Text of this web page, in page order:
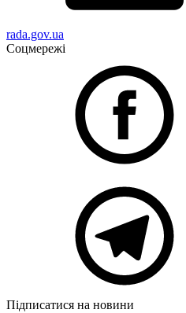
rada.gov.ua
Соцмережі
Підписатися на новини